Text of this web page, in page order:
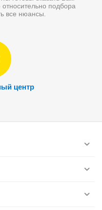
подбора
все нюансы.
центр